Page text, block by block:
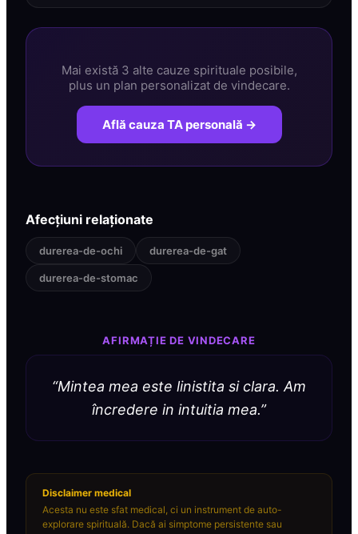
Mai există 3 alte cauze spirituale posibile,
plus un plan personalizat de vindecare.
Află cauza TA personală →
Afecțiuni relaționate
durerea-de-ochi durerea-de-gat
durerea-de-stomac
AFIRMAȚIE DE VINDECARE
“Mintea mea este linistita si clara. Am
încredere in intuitia mea.”
Disclaimer medical
Acesta nu este sfat medical, ci un instrument de auto-
explorare spirituală. Dacă ai simptome persistente sau